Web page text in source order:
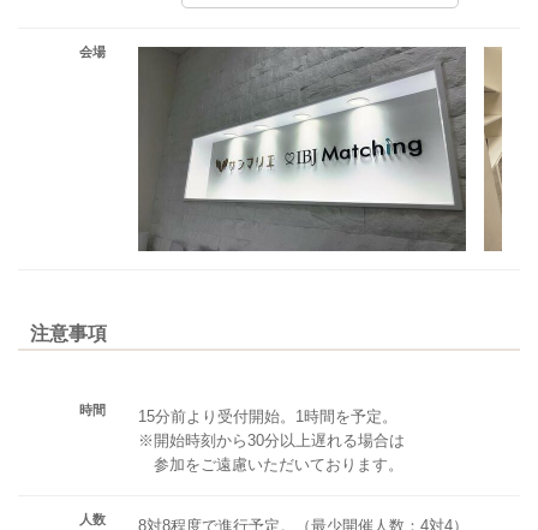
会場
注意事項
時間
15分前より受付開始。1時間を予定。
※開始時刻から30分以上遅れる場合は
参加をご遠慮いただいております。
人数
8対8程度で進行予定。（最少開催人数：4対4）